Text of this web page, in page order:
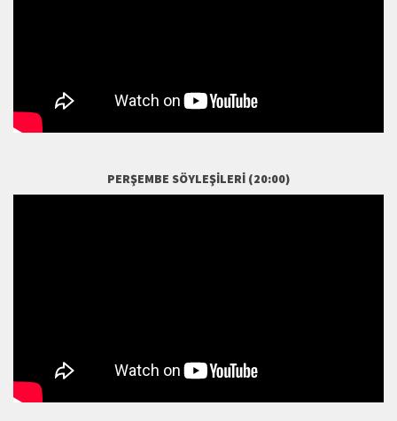
PERŞEMBE SÖYLEŞILERI (20:00)